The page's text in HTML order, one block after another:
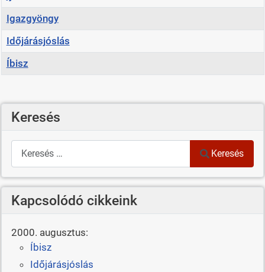
Igazgyöngy
Időjárásjóslás
Íbisz
Keresés
Keresés
Keresés
Kapcsolódó cikkeink
2000. augusztus:
Íbisz
Időjárásjóslás